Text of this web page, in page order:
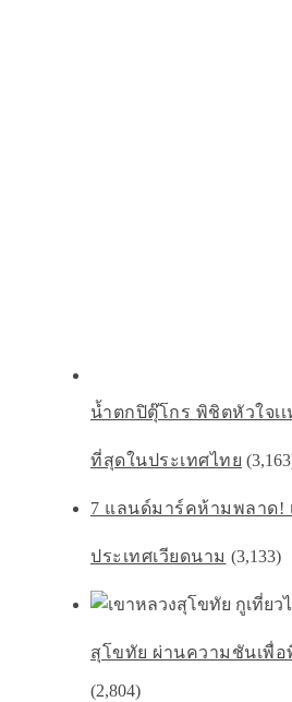
น้ำตกปิตุ๊โกร พิชิตหัวใจเเ
ที่สุดในประเทศไทย
7 แลนด์มาร์คห้ามพลาด!
ประเทศเวียดนาม (3,133)
สุโขทัย ผ่านความชันเพื่อ
(2,804)